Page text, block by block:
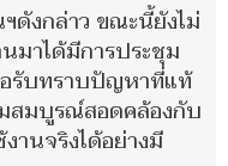
ดังกล่าว ขณะนี้ยังไม่
มาได้มีการประชุม
รับทราบปัญหาที่แท้
สมบูรณ์สอดคล้องกับ
านจริงได้อย่างมี